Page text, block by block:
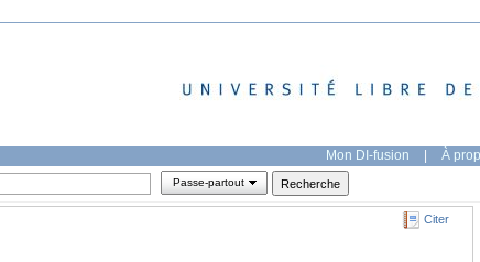
Mon DI-fusion | À
Passe-partout
Citer